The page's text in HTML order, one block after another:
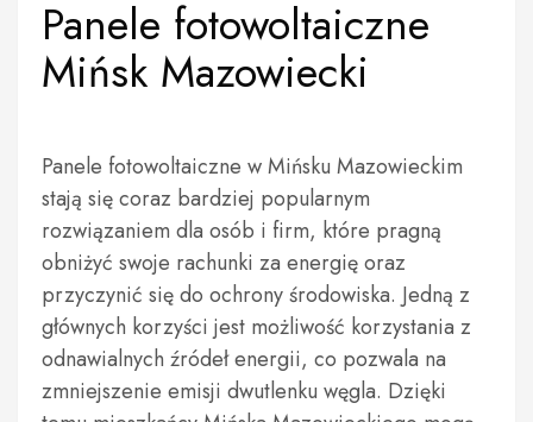
Panele fotowoltaiczne
Mińsk Mazowiecki
Panele fotowoltaiczne w Mińsku Mazowieckim
stają się coraz bardziej popularnym
rozwiązaniem dla osób i firm, które pragną
obniżyć swoje rachunki za energię oraz
przyczynić się do ochrony środowiska. Jedną z
głównych korzyści jest możliwość korzystania z
odnawialnych źródeł energii, co pozwala na
zmniejszenie emisji dwutlenku węgla. Dzięki